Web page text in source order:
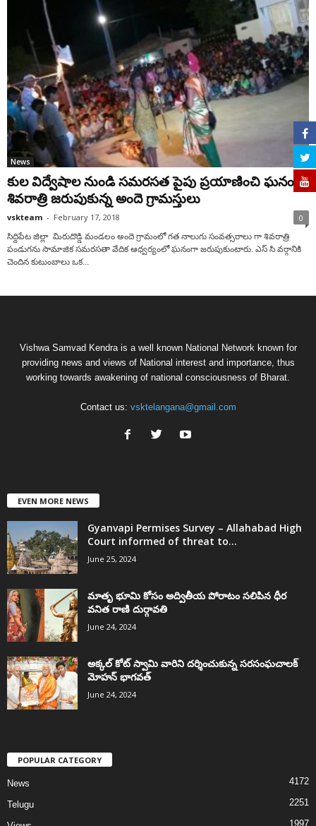
News
కుల విద్వేషాల నుండి సమరసత పైపు ప్రయాణించి ఘనంగా
శివరాత్రి జరుపుకున్న అందె గ్రామస్తులు
vskteam - February 17, 2018 0
సిద్దిపేట జిల్లా మిరుదొడ్డి మండలం అందె గ్రామంలో గత నాలుగు సంవత్సరాలు గా శివరాత్రి
పండుగను సామాజిక సమరసతా వేదిక ఆధ్వర్యంలో ఘనంగా జరుపుకుంటారు. ఎస్ సి వర్గానికి
చెందిన కుటుంబాలు ఒక...
Vishwa Samvad Kendra is a well known National Network known for
providing news and views of National interest and importance, thus
working towards awakening of national consciousness of Bharat.
Contact us: vsktelangana@gmail.com
EVEN MORE NEWS
Gyanvapi Permises Survey – Allahabad High
Court informed of threat to...
June 25, 2024
మాతృ భూమి కోసం అద్వితీయ పోరాటం సలిపిన ధీర
వనిత రాణి దుర్గావతి
June 24, 2024
అక్కల్‌ కోట్‌ స్వామి వారిని దర్శించుకున్న సరసంఘచాలక్
మోహన్ భాగవత్
June 24, 2024
POPULAR CATEGORY
News 4172
Telugu 2251
1997